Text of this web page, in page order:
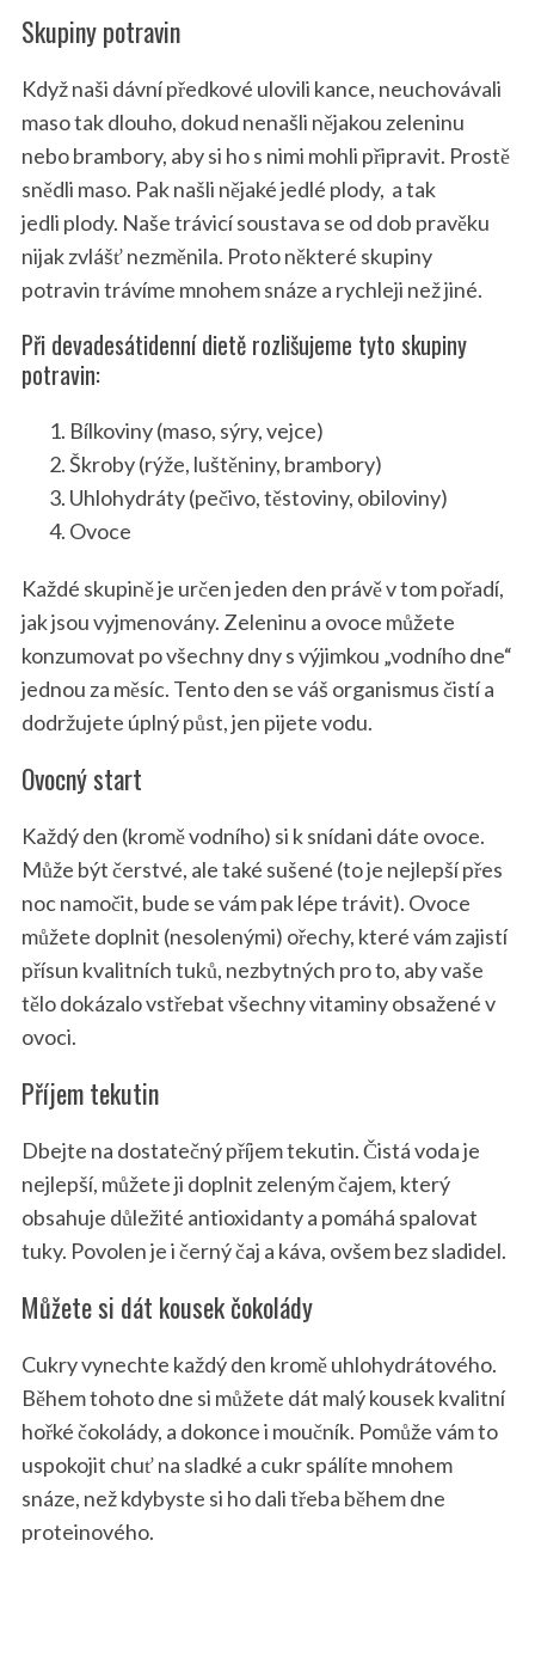
Skupiny potravin
Když naši dávní předkové ulovili kance, neuchovávali
maso tak dlouho, dokud nenašli nějakou zeleninu
nebo brambory, aby si ho s nimi mohli připravit. Prostě
snědli maso. Pak našli nějaké jedlé plody, a tak
jedli plody. Naše trávicí soustava se od dob pravěku
nijak zvlášť nezměnila. Proto některé skupiny
potravin trávíme mnohem snáze a rychleji než jiné.
Při devadesátidenní dietě rozlišujeme tyto skupiny
potravin:
Bílkoviny (maso, sýry, vejce)
Škroby (rýže, luštěniny, brambory)
Uhlohydráty (pečivo, těstoviny, obiloviny)
Ovoce
Každé skupině je určen jeden den právě v tom pořadí,
jak jsou vyjmenovány. Zeleninu a ovoce můžete
konzumovat po všechny dny s výjimkou „vodního dne“
jednou za měsíc. Tento den se váš organismus čistí a
dodržujete úplný půst, jen pijete vodu.
Ovocný start
Každý den (kromě vodního) si k snídani dáte ovoce.
Může být čerstvé, ale také sušené (to je nejlepší přes
noc namočit, bude se vám pak lépe trávit). Ovoce
můžete doplnit (nesolenými) ořechy, které vám zajistí
přísun kvalitních tuků, nezbytných pro to, aby vaše
tělo dokázalo vstřebat všechny vitaminy obsažené v
ovoci.
Příjem tekutin
Dbejte na dostatečný příjem tekutin. Čistá voda je
nejlepší, můžete ji doplnit zeleným čajem, který
obsahuje důležité antioxidanty a pomáhá spalovat
tuky. Povolen je i černý čaj a káva, ovšem bez sladidel.
Můžete si dát kousek čokolády
Cukry vynechte každý den kromě uhlohydrátového.
Během tohoto dne si můžete dát malý kousek kvalitní
hořké čokolády, a dokonce i moučník. Pomůže vám to
uspokojit chuť na sladké a cukr spálíte mnohem
snáze, než kdybyste si ho dali třeba během dne
proteinového.